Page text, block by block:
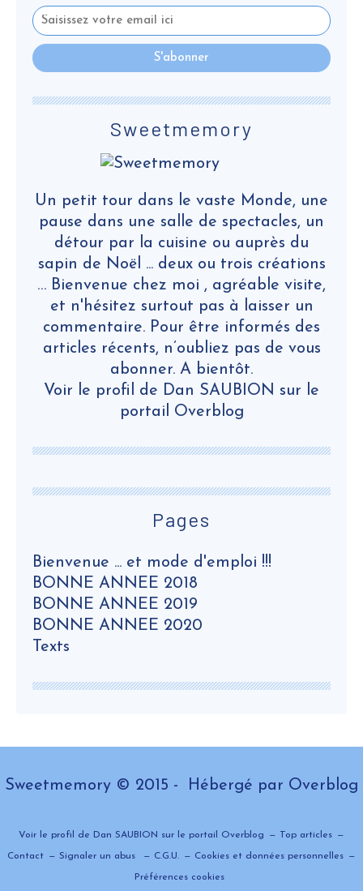
Pages
Bienvenue ... et mode d'emploi !!!
BONNE ANNEE 2018
BONNE ANNEE 2019
BONNE ANNEE 2020
Texts
Sweetmemory
Un petit tour dans le vaste Monde, une
pause dans une salle de spectacles, un
détour par la cuisine ou auprès du
sapin de Noël ... deux ou trois créations
… Bienvenue chez moi , agréable visite,
et n'hésitez surtout pas à laisser un
commentaire. Pour être informés des
articles récents, n’oubliez pas de vous
abonner. A bientôt.
Voir le profil de Dan SAUBION sur le
portail Overblog
Sweetmemory © 2015 - Hébergé par Overblog
Voir le profil de Dan SAUBION sur le portail Overblog Top articles
Contact Signaler un abus C.G.U. Cookies et données personnelles
Préférences cookies